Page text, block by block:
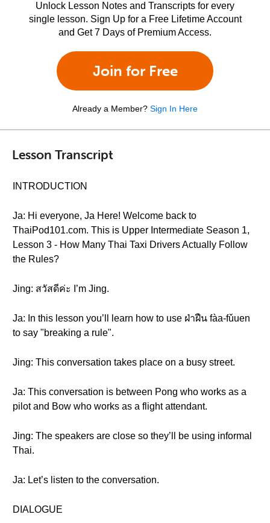
Unlock Lesson Notes and Transcripts for every
single lesson. Sign Up for a Free Lifetime Account
and Get 7 Days of Premium Access.
Join for Free
Already a Member? Sign In Here
Lesson Transcript
INTRODUCTION
Ja: Hi everyone, Ja Here! Welcome back to
ThaiPod101.com. This is Upper Intermediate Season 1,
Lesson 3 - How Many Thai Taxi Drivers Actually Follow
the Rules?
Jing: สวัสดีค่ะ I’m Jing.
Ja: In this lesson you’ll learn how to use ฝ่าฝืน fàa-fǔuen
to say "breaking a rule".
Jing: This conversation takes place on a busy street.
Ja: This conversation is between Pong who works as a
pilot and Bow who works as a flight attendant.
Jing: The speakers are close so they’ll be using informal
Thai.
Ja: Let’s listen to the conversation.
DIALOGUE